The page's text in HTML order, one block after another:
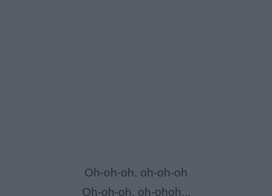
Oh-oh-oh, oh-oh-oh
Oh-oh-oh, oh-ohoh...